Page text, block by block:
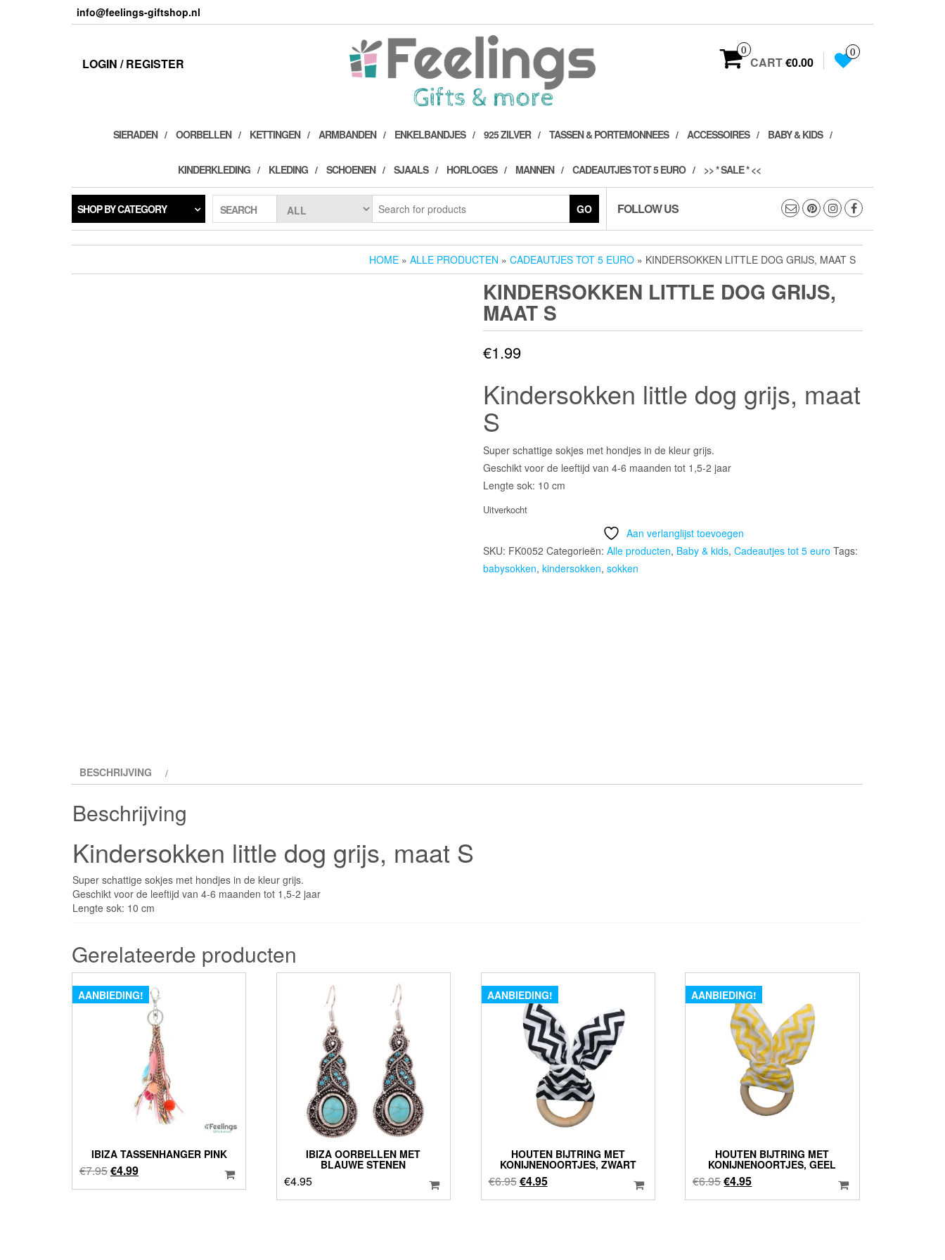
info@feelings-giftshop.nl
LOGIN / REGISTER
0
CART€0.00
0
SIERADEN OORBELLEN KETTINGEN ARMBANDEN ENKELBANDJES 925 ZILVER TASSEN & PORTEMONNEES ACCESSOIRES BABY & KIDS
KINDERKLEDING KLEDING SCHOENEN SJAALS HORLOGES MANNEN CADEAUTJES TOT 5 EURO >> * SALE * <<
SHOP BY CATEGORY SEARCH GO FOLLOW US
HOME » ALLE PRODUCTEN » CADEAUTJES TOT 5 EURO » KINDERSOKKEN LITTLE DOG GRIJS, MAAT S
KINDERSOKKEN LITTLE DOG GRIJS,
MAAT S
€1.99
Kindersokken little dog grijs, maat
S
Super schattige sokjes met hondjes in de kleur grijs.
Geschikt voor de leeftijd van 4-6 maanden tot 1,5-2 jaar
Lengte sok: 10 cm
Uitverkocht
Aan verlanglijst toevoegen
SKU: FK0052 Categorieën: Alle producten, Baby & kids, Cadeautjes tot 5 euro Tags:
babysokken, kindersokken, sokken
BESCHRIJVING
Beschrijving
Kindersokken little dog grijs, maat S
Super schattige sokjes met hondjes in de kleur grijs.
Geschikt voor de leeftijd van 4-6 maanden tot 1,5-2 jaar
Lengte sok: 10 cm
Gerelateerde producten
AANBIEDING!
IBIZA TASSENHANGER PINK
€7.95Oorspronkelijke
prijs
€4.99Huidige
prijs
IBIZA OORBELLEN MET
BLAUWE STENEN
€4.95
AANBIEDING!
HOUTEN BIJTRING MET
KONIJNENOORTJES, ZWART
€6.95Oorspronkelijke
prijs
€4.95Huidige
prijs
AANBIEDING!
HOUTEN BIJTRING MET
KONIJNENOORTJES, GEEL
€6.95Oorspronkelijke
prijs
€4.95Huidige
prijs